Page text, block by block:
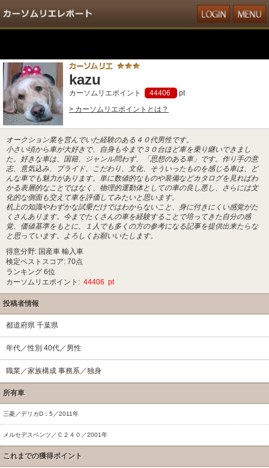
kazu
カーソムリエポイント 44406
pt
> カーソムリエポイントとは？
オークション業を営んでいた経験のある４０代男性です。
小さい頃から車が大好きで、自身も今まで３０台ほど車を乗り継いできまし
た。好きな車は、国籍、ジャンル問わず、「思想のある車」です。作り手の意
志、意気込み、プライド、こだわり、文化、そういったものを感じる車は、ど
んな車でも魅力があります。単に数値的なものや装備などカタログを見ればわ
かる表層的なことではなく、物理的運動体としての車の良し悪し、さらには文
化的な側面も交えて車を評価してみたいと思います。
机上の知識やわずかな試乗だけではわからないこと、身に付きにくい感覚がた
くさんあります。今までたくさんの車を経験することで培ってきた自分の感
覚、価値基準をもとに、１人でも多くの方の参考になる記事を提供出来たらな
と思っています。よろしくお願いいたします。
得意分野: 国産車 輸入車
検定ベストスコア: 70点
ランキング 6位
カーソムリエポイント: 44406 pt
投稿者情報
都道府県 千葉県
年代／性別 40代／男性
職業／家族構成 事務系／独身
所有車
三菱／デリカD：5／2011年
メルセデスベンツ／Ｃ２４０／2001年
これまでの獲得ポイント